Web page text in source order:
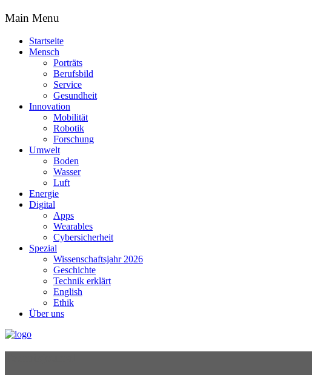
Main Menu
Startseite
Mensch
Porträts
Berufsbild
Service
Gesundheit
Innovation
Mobilität
Robotik
Forschung
Umwelt
Boden
Wasser
Luft
Energie
Digital
Apps
Wearables
Cybersicherheit
Spezial
Wissenschaftsjahr 2026
Geschichte
Technik erklärt
English
Ethik
Über uns